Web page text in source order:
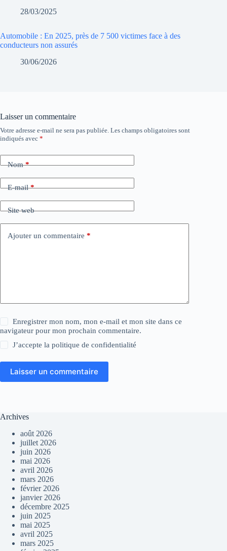
28/03/2025
Automobile : En 2025, près de 7 500 victimes face à des
conducteurs non assurés
30/06/2026
Laisser un commentaire
Votre adresse e-mail ne sera pas publiée. Les champs obligatoires sont
indiqués avec *
Nom*
E-mail*
Site web
Ajouter un commentaire *
Enregistrer mon nom, mon e-mail et mon site dans ce
navigateur pour mon prochain commentaire.
J’accepte lapolitique de confidentialité
Laisser un commentaire
Archives
août 2026
juillet 2026
juin 2026
mai 2026
avril 2026
mars 2026
février 2026
janvier 2026
décembre 2025
juin 2025
mai 2025
avril 2025
mars 2025